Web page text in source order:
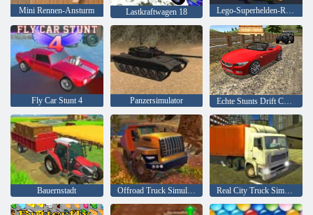
Mini Rennen-Ansturm Lastkraftwagen 18 Lego-Superhelden-Rennen
Fly Car Stunt 4 Panzersimulator Echte Stunts Drift Car Driving 3d
Bauernstadt Offroad Truck Simulator Hill Climb Real City Truck Simulator